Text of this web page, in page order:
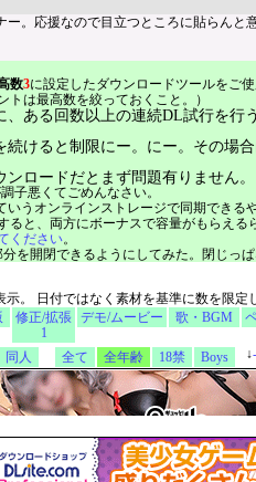
ー。応援なので目立つところに貼らんと
数3に設定したダウンロードツールをご
トは最高数を絞っておくこと。）
、ある回数以上の連続DL試行を行
続けると制限にー。にー。その場
ンロードだとまず問題有りません。
子悪くてごめんなさい。
いうオンラインストレージで同期できる
ると、両方にボーナスで容量がもらえる
ください。
を開閉できるようにしてみた。閉じっぱ
示。 日付ではなく素材を基準に数を限定
修正/拡張
1
デモ/ムービー 歌・BGM
同人 全て 全年齢 18禁 Boys ↓-